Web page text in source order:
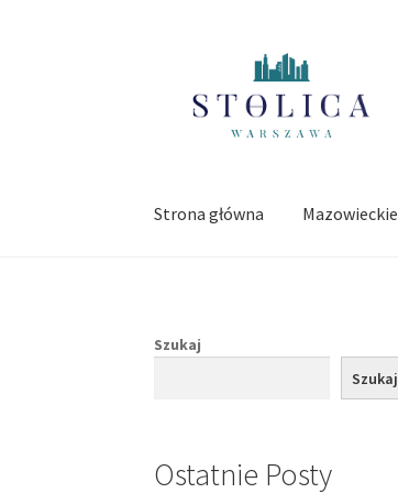
nawigacji
treści
Strona główna Mazowieckie
Szukaj
Szukaj
Ostatnie Posty